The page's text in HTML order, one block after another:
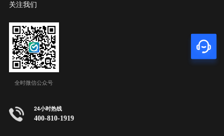
关注我们
全时微信公众号
24小时热线
400-810-1919